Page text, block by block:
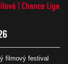
Chance Liga
filmový festival